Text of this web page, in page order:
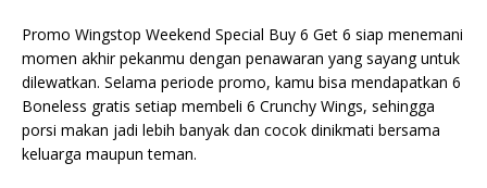
Promo Wingstop Weekend Special Buy 6 Get 6 siap menemani
momen akhir pekanmu dengan penawaran yang sayang untuk
dilewatkan. Selama periode promo, kamu bisa mendapatkan 6
Boneless gratis setiap membeli 6 Crunchy Wings, sehingga
porsi makan jadi lebih banyak dan cocok dinikmati bersama
keluarga maupun teman.